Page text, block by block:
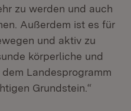
zu werden und auch
Außerdem ist es für
und aktiv zu
körperliche und
Landesprogramm
Grundstein.“